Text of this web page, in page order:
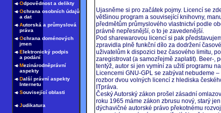
Odpovědnost a delikty
Ochrana osobních údajů
a dat
Autorská a průmyslová
práva
Ochrana doménových
jmen
Elektronický podpis
a podání
Mezinárodněprávní
aspekty
Další právní aspekty
Internetu
Související oblasti
Judikatura
Ujasněme si pro začátek pojmy. Licencí se
většinou program a související knihovny,
předmětům průmyslového vlastnictví podle
právně nepřesnější, o to je zavedenější.
Pod sharewarovou licencí si pak
zpravidla plně funkční dílo za dodržení
uživatelům k dispozici bez časového limitu,
zaregistrovat (a samozřejmě zaplatit). Beer-,
tentýž, autor si jen vymíní za užití programu
Licencemi GNU-GPL se zabývat nebudeme
rozbor dvou volných licencí z hlediska
ITpráva.
Český Autorský zákon prošel zásadní
roku 1965 máme zákon zbrusu nový, starý
dýchavičné autorské právo překotnému